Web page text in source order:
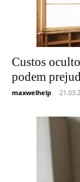
Custos
podem
maxwelhelp -